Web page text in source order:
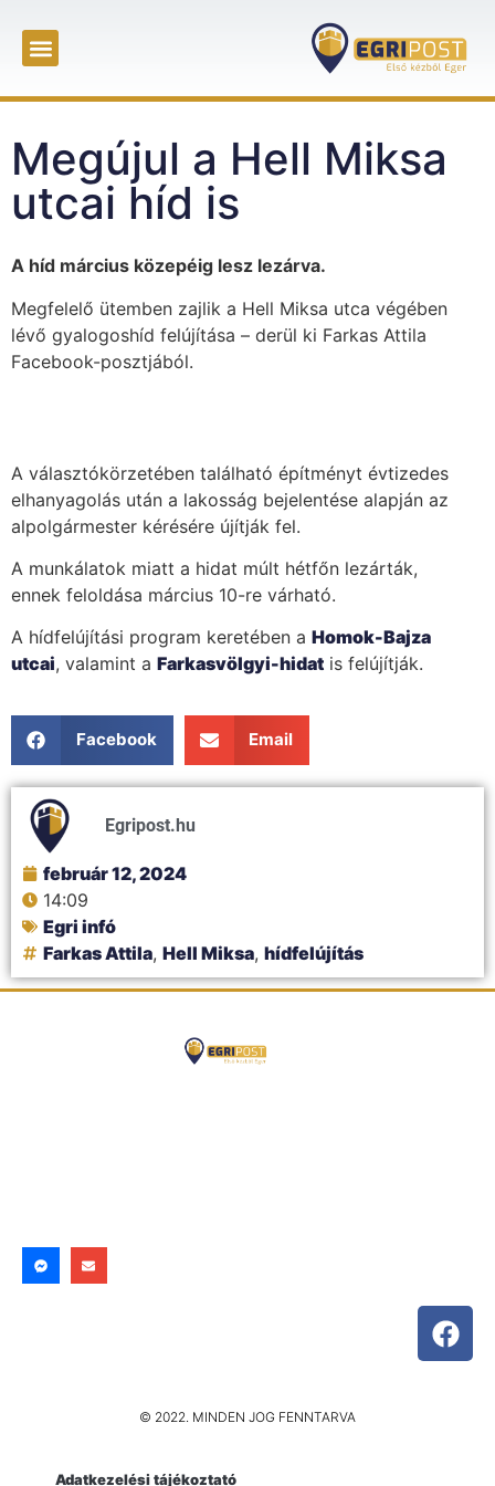
Megújul a Hell Miksa
utcai híd is
A híd március közepéig lesz lezárva.
Megfelelő ütemben zajlik a Hell Miksa utca végében
lévő gyalogoshíd felújítása – derül ki Farkas Attila
Facebook-posztjából.
A választókörzetében található építményt évtizedes
elhanyagolás után a lakosság bejelentése alapján az
alpolgármester kérésére újítják fel.
A munkálatok miatt a hidat múlt hétfőn lezárták,
ennek feloldása március 10-re várható.
A hídfelújítási program keretében a Homok-Bajza
utcai, valamint a Farkasvölgyi-hidat is felújítják.
Facebook Email
Egripost.hu
február 12, 2024
14:09
Egri infó
Farkas Attila, Hell Miksa, hídfelújítás
© 2022. MINDEN JOG FENNTARVA
Adatkezelési tájékoztató